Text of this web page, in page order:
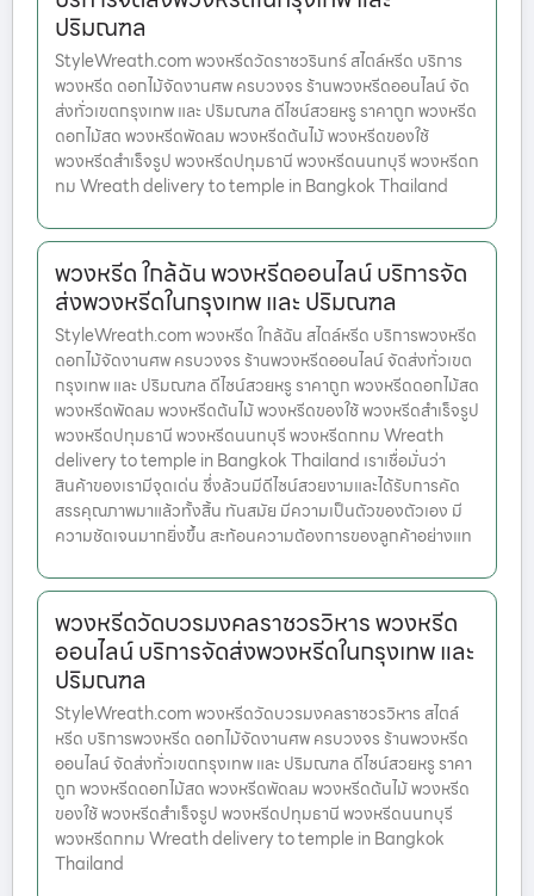
ปริมณฑล
StyleWreath.com พวงหรีดวัดราชวรินทร์ สไตล์หรีด บริการ
พวงหรีด ดอกไม้จัดงานศพ ครบวงจร ร้านพวงหรีดออนไลน์ จัด
ส่งทั่วเขตกรุงเทพ และ ปริมณฑล ดีไซน์สวยหรู ราคาถูก พวงหรีด
ดอกไม้สด พวงหรีดพัดลม พวงหรีดต้นไม้ พวงหรีดของใช้
พวงหรีดสำเร็จรูป พวงหรีดปทุมธานี พวงหรีดนนทบุรี พวงหรีดก
ทม Wreath delivery to temple in Bangkok Thailand
พวงหรีด ใกล้ฉัน พวงหรีดออนไลน์ บริการจัด
ส่งพวงหรีดในกรุงเทพ และ ปริมณฑล
StyleWreath.com พวงหรีด ใกล้ฉัน สไตล์หรีด บริการพวงหรีด
ดอกไม้จัดงานศพ ครบวงจร ร้านพวงหรีดออนไลน์ จัดส่งทั่วเขต
กรุงเทพ และ ปริมณฑล ดีไซน์สวยหรู ราคาถูก พวงหรีดดอกไม้สด
พวงหรีดพัดลม พวงหรีดต้นไม้ พวงหรีดของใช้ พวงหรีดสำเร็จรูป
พวงหรีดปทุมธานี พวงหรีดนนทบุรี พวงหรีดกทม Wreath
delivery to temple in Bangkok Thailand เราเชื่อมั่นว่า
สินค้าของเรามีจุดเด่น ซึ่งล้วนมีดีไซน์สวยงามและได้รับการคัด
สรรคุณภาพมาแล้วทั้งสิ้น ทันสมัย มีความเป็นตัวของตัวเอง มี
ความชัดเจนมากยิ่งขึ้น สะท้อนความต้องการของลูกค้าอย่างแท
พวงหรีดวัดบวรมงคลราชวรวิหาร พวงหรีด
ออนไลน์ บริการจัดส่งพวงหรีดในกรุงเทพ และ
ปริมณฑล
StyleWreath.com พวงหรีดวัดบวรมงคลราชวรวิหาร สไตล์
หรีด บริการพวงหรีด ดอกไม้จัดงานศพ ครบวงจร ร้านพวงหรีด
ออนไลน์ จัดส่งทั่วเขตกรุงเทพ และ ปริมณฑล ดีไซน์สวยหรู ราคา
ถูก พวงหรีดดอกไม้สด พวงหรีดพัดลม พวงหรีดต้นไม้ พวงหรีด
ของใช้ พวงหรีดสำเร็จรูป พวงหรีดปทุมธานี พวงหรีดนนทบุรี
พวงหรีดกทม Wreath delivery to temple in Bangkok
Thailand